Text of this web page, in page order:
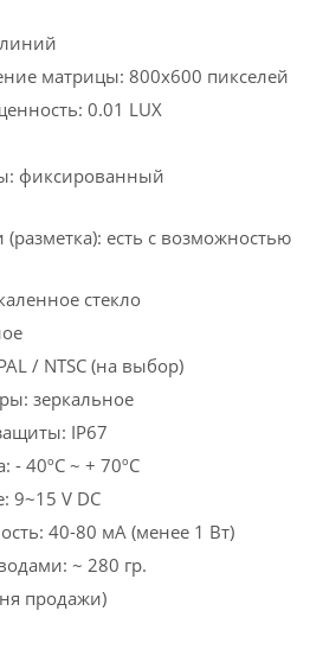
матрицы: 800х600 пикселей
0.01 LUX
фиксированный
есть с возможностью
стекло
/ NTSC (на выбор)
зеркальное
IP67
- 40ºС ~ + 70ºС
9~15 V DC
40-80 мА (менее 1 Вт)
~ 280 гр.
продажи)